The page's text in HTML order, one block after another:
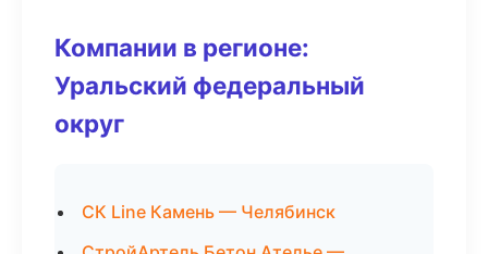
Компании в регионе:
Уральский федеральный
округ
СК Line Камень — Челябинск